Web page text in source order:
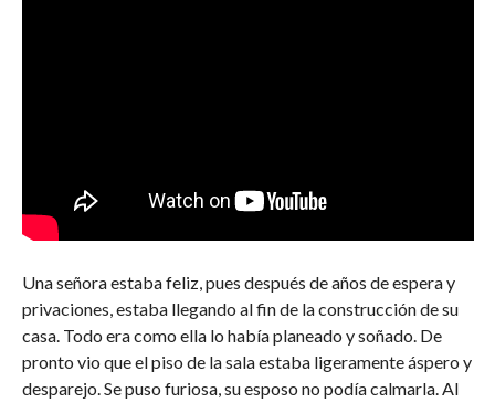
Una señora estaba feliz, pues después de años de espera y
privaciones, estaba llegando al fin de la construcción de su
casa. Todo era como ella lo había planeado y soñado. De
pronto vio que el piso de la sala estaba ligeramente áspero y
desparejo. Se puso furiosa, su esposo no podía calmarla. Al